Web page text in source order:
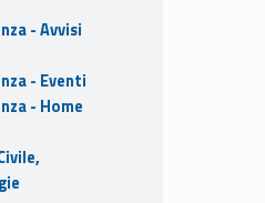
- Avvisi
- Eventi
- Home